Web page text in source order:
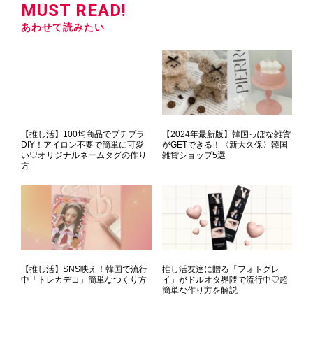
MUST READ!
あわせて読みたい
【推し活】100均商品でプチプラ
DIY！アイロン不要で簡単に可愛
い♡オリジナルネームタグの作り
方
【2024年最新版】韓国っぽな雑貨
がGETできる！〈新大久保〉韓国
雑貨ショップ5選
【推し活】SNS映え！韓国で流行
中「トレカデコ」簡単なつくり方
推し活友達に贈る「フォトグレ
イ」がドルオタ界隈で流行中♡超
簡単な作り方を解説